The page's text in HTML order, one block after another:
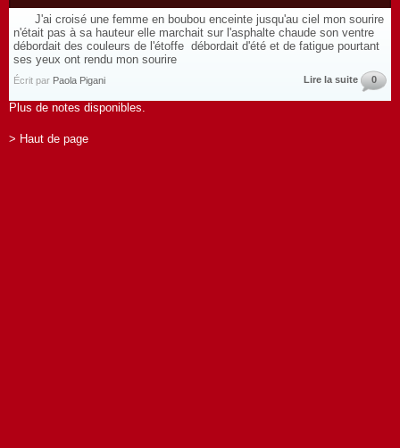
J'ai croisé une femme en boubou enceinte jusqu'au ciel mon sourire
n'était pas à sa hauteur elle marchait sur l'asphalte chaude son ventre
débordait des couleurs de l'étoffe débordait d'été et de fatigue pourtant
ses yeux ont rendu mon sourire
Écrit par Paola Pigani Lire la suite 0
Plus de notes disponibles.
> Haut de page